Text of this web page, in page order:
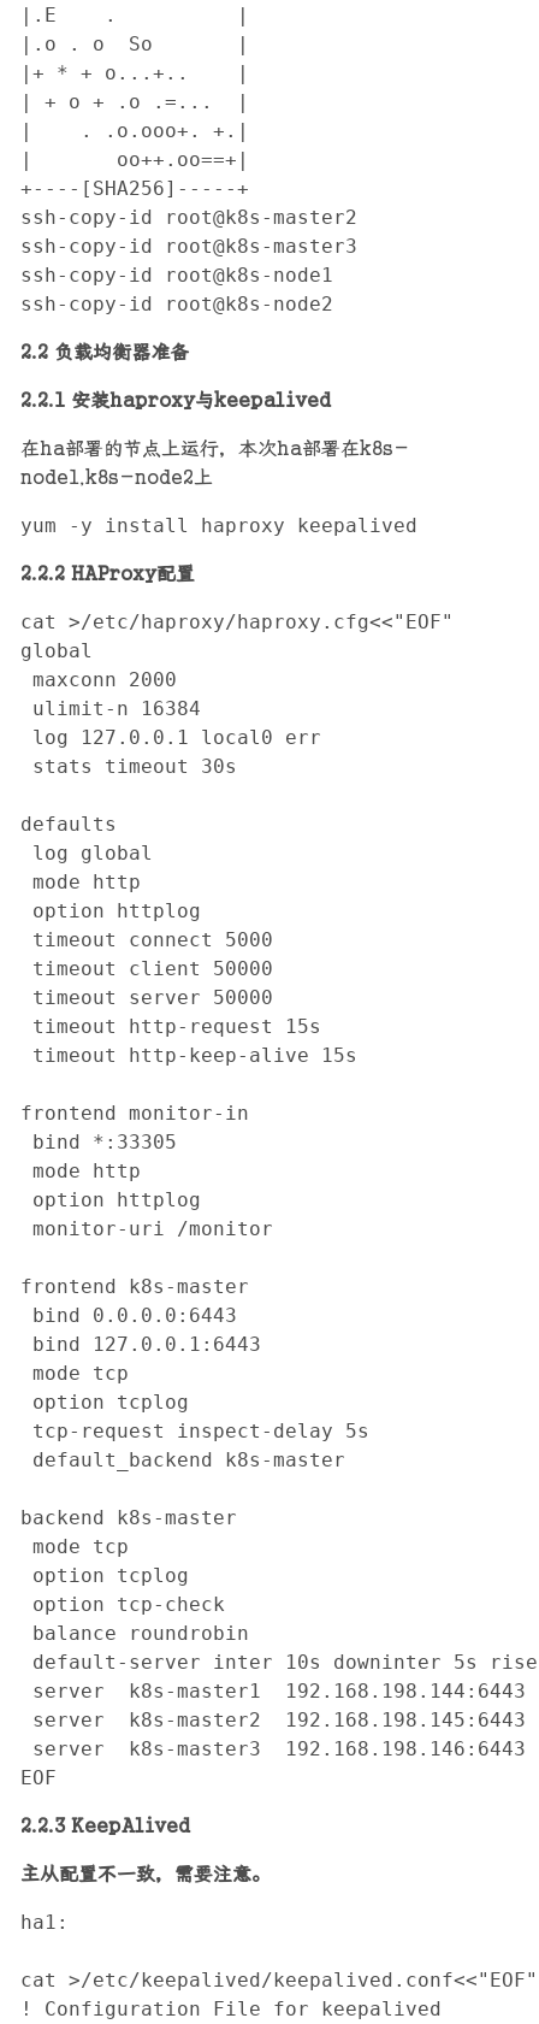
|.E    .          |
|.o . o  So       |
|+ * + o...+..    |
| + o + .o .=...  |
|    . .o.ooo+. +.|
|       oo++.oo==+|
+----[SHA256]-----+
ssh-copy-id root@k8s-master2
ssh-copy-id root@k8s-master3
ssh-copy-id root@k8s-node1
ssh-copy-id root@k8s-node2
2.2 负载均衡器准备
2.2.1 安装haproxy与keepalived
在ha部署的节点上运行，本次ha部署在k8s-
node1,k8s-node2上
yum -y install haproxy keepalived
2.2.2 HAProxy配置
cat >/etc/haproxy/haproxy.cfg<<"EOF"
global
maxconn 2000
ulimit-n 16384
log 127.0.0.1 local0 err
stats timeout 30s
defaults
log global
mode http
option httplog
timeout connect 5000
timeout client 50000
timeout server 50000
timeout http-request 15s
timeout http-keep-alive 15s
frontend monitor-in
bind *:33305
mode http
option httplog
monitor-uri /monitor
frontend k8s-master
bind 0.0.0.0:6443
bind 127.0.0.1:6443
mode tcp
option tcplog
tcp-request inspect-delay 5s
default_backend k8s-master
backend k8s-master
mode tcp
option tcplog
option tcp-check
balance roundrobin
default-server inter 10s downinter 5s rise
server  k8s-master1  192.168.198.144:6443
server  k8s-master2  192.168.198.145:6443
server  k8s-master3  192.168.198.146:6443
EOF
2.2.3 KeepAlived
主从配置不一致，需要注意。
ha1:
cat >/etc/keepalived/keepalived.conf<<"EOF"
! Configuration File for keepalived